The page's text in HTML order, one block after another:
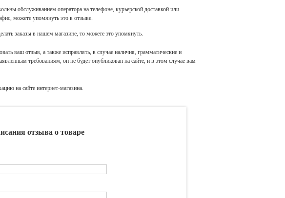
обслуживанием оператора на телефоне, курьерской доставкой или
можете упомянуть это в отзыве.
заказы в нашем магазине, то можете это упомянуть.
ваш отзыв, а также исправлять, в случае наличия, грамматические и
требованиям, он не будет опубликован на сайте, и в этом случае вам
на сайте интернет-магазина.
отзыва о товаре